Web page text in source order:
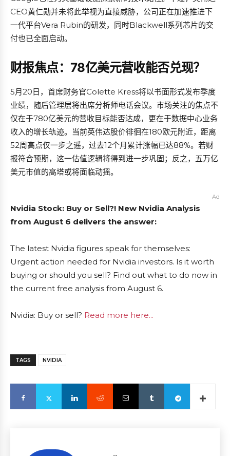
CEO黄仁勋并未将此举视为直接威胁，公司正在加速推进下
一代平台Vera Rubin的研发，同时Blackwell系列芯片的交
付也已全面启动。
财报焦点：78亿美元营收能否兑现？
5月20日，首席财务官Colette Kress将以书面形式发布季度
业绩，随后管理层将出席分析师电话会议。市场关注的焦点不
仅在于780亿美元的营收目标能否达成，更在于数据中心业务
收入的增长轨迹。当前英伟达股价徘徊在180欧元附近，距离
52周高点仅一步之遥，过去12个月累计涨幅已达88%。若财
报符合预期，这一估值逻辑将得到进一步巩固；反之，五万亿
美元市值的高塔或将面临动摇。
Ad
Nvidia Stock: Buy or Sell?! New Nvidia Analysis
from August 6 delivers the answer:
The latest Nvidia figures speak for themselves:
Urgent action needed for Nvidia investors. Is it worth
buying or should you sell? Find out what to do now in
the current free analysis from August 6.
Nvidia: Buy or sell? Read more here...
TAGS NVIDIA